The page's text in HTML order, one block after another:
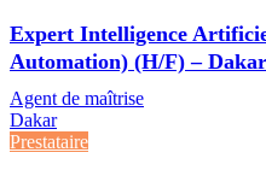
Expert Intelligence
Automation) (H/F) – Dakar
Agent de maîtrise
Dakar
Prestataire